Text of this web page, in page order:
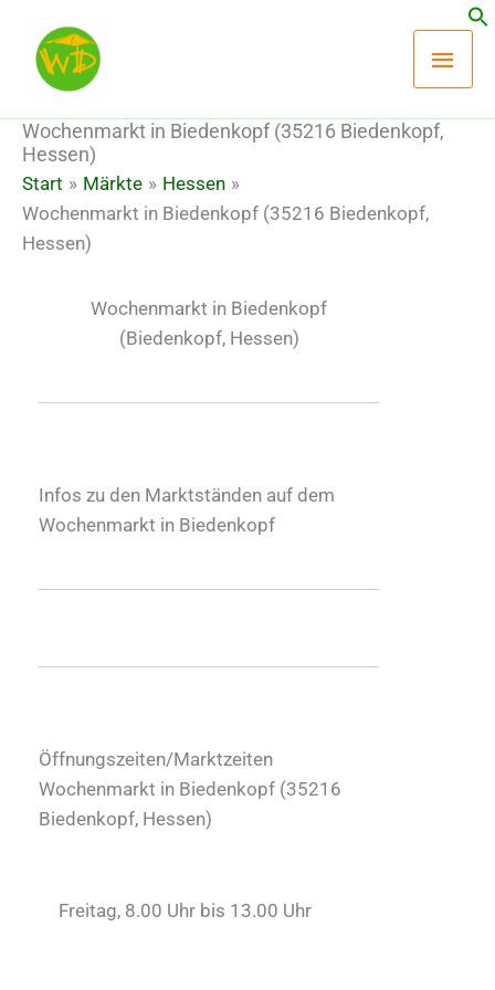
Inhalt
springen
Wochenmarkt in Biedenkopf (35216 Biedenkopf,
Hessen)
Start Märkte
Hessen
Wochenmarkt in Biedenkopf (35216 Biedenkopf,
Hessen)
Wochenmarkt in Biedenkopf
(Biedenkopf, Hessen)
Infos zu den Marktständen auf dem
Wochenmarkt in Biedenkopf
Öffnungszeiten/Marktzeiten
Wochenmarkt in Biedenkopf (35216
Biedenkopf, Hessen)
Freitag, 8.00 Uhr bis 13.00 Uhr